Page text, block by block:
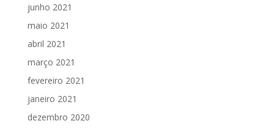
junho 2021
maio 2021
abril 2021
março 2021
fevereiro 2021
janeiro 2021
dezembro 2020